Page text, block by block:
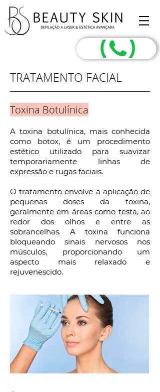
TRATAMENTO FACIAL
Toxina Botulínica
A toxina botulínica, mais conhecida
como botox, é um procedimento
estético utilizado para suavizar
temporariamente linhas de
expressão e rugas faciais.
O tratamento envolve a aplicação de
pequenas doses da toxina,
geralmente em áreas como testa, ao
redor dos olhos e entre as
sobrancelhas. A toxina funciona
bloqueando sinais nervosos nos
músculos, proporcionando um
aspecto mais relaxado e
rejuvenescido.